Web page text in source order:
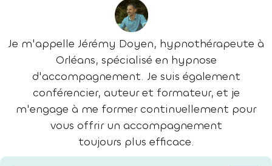
Je m'appelle Jérémy Doyen, hypnothérapeute à
Orléans, spécialisé en hypnose
d'accompagnement. Je suis également
conférencier, auteur et formateur, et je
m'engage à me former continuellement pour
vous offrir un accompagnement
toujours plus efficace.